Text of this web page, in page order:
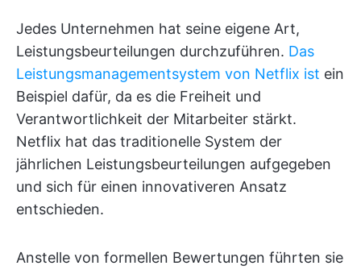
Jedes Unternehmen hat seine eigene Art,
Leistungsbeurteilungen durchzuführen. Das
Leistungsmanagementsystem von Netflix ist ein
Beispiel dafür, da es die Freiheit und
Verantwortlichkeit der Mitarbeiter stärkt.
Netflix hat das traditionelle System der
jährlichen Leistungsbeurteilungen aufgegeben
und sich für einen innovativeren Ansatz
entschieden.
Anstelle von formellen Bewertungen führten sie